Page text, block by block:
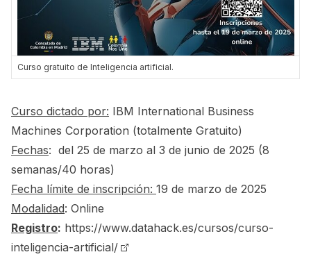
Curso gratuito de Inteligencia artificial.
Curso dictado por: IBM International Business
Machines Corporation (totalmente Gratuito)
Fechas: del 25 de marzo al 3 de junio de 2025 (8
semanas/40 horas)
Fecha límite de inscripción: 19 de marzo de 2025
Modalidad: Online
Registro: https://www.datahack.es/cursos/curso-
inteligencia-artificial/